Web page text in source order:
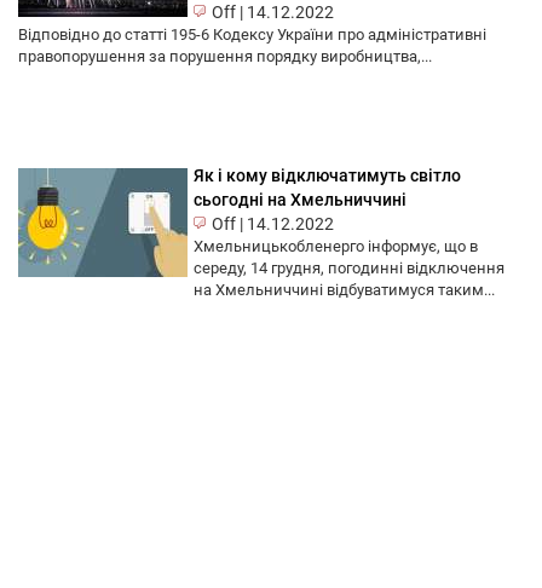
Off | 14.12.2022
Відповідно до статті 195-6 Кодексу України про адміністративні
правопорушення за порушення порядку виробництва,...
Як і кому відключатимуть світло
сьогодні на Хмельниччині
Off | 14.12.2022
Хмельницькобленерго інформує, що в
середу, 14 грудня, погодинні відключення
на Хмельниччині відбуватимуся таким...